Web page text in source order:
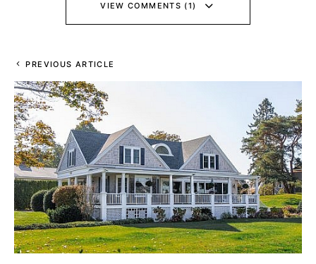
VIEW COMMENTS (1)
PREVIOUS ARTICLE